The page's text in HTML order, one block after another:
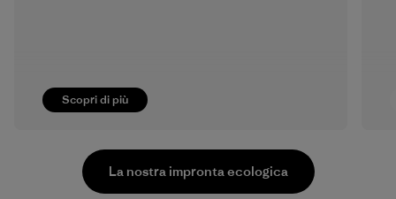
Scopri di più
La nostra impronta ecologica